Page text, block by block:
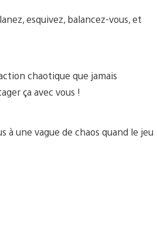
esquivez, balancez-vous, et
chaotique que jamais
ça avec vous !
à une vague de chaos quand le jeu